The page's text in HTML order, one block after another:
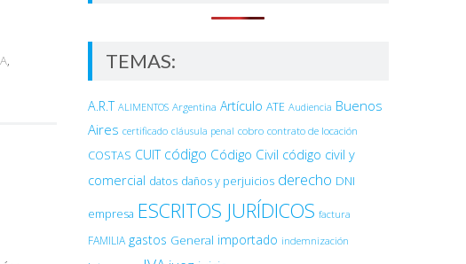
,
TEMAS:
A.R.T ALIMENTOS Argentina Artículo ATE Audiencia Buenos
Aires certificado cláusula penal cobro contrato de locación
COSTAS CUIT código Código Civil código civil y
comercial datos daños y perjuicios derecho DNI
empresa ESCRITOS JURÍDICOS factura
FAMILIA gastos General importado indemnización